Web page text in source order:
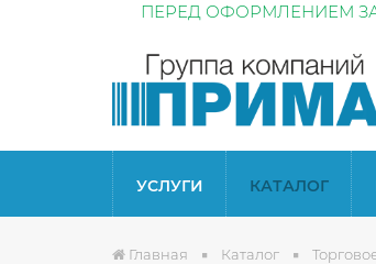
ПЕРЕД ОФОРМЛЕНИЕМ
УСЛУГИ КАТАЛОГ
Главная Каталог